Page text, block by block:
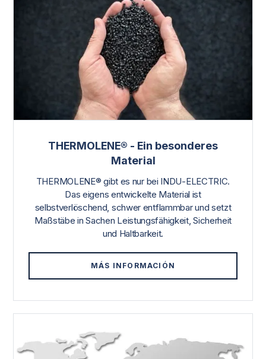
THERMOLENE® - Ein besonderes
Material
THERMOLENE® gibt es nur bei INDU-ELECTRIC.
Das eigens entwickelte Material ist
selbstverlöschend, schwer entflammbar und setzt
Maßstäbe in Sachen Leistungsfähigkeit, Sicherheit
und Haltbarkeit.
MÁS INFORMACIÓN